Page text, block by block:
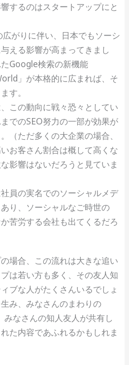
するのはスタートアップにと
がりに伴い、日本でもソーシ
える影響が高まってきまし
Google検索の新機能
」が本格的に広まれば、そ
す。
この動向に戦々恐々としてい
でのSEO努力の一部が効果が
（ただ多くの大企業の場合、
お客さん割合は概して高くな
影響はないだろうと見ていま
員の実名でのソーシャルメデ
り、ソーシャルなご時世の
苦労する会社も出てくるだろ
場合、この流れは大きな追い
は若い方も多く、その友人知
ブな人がたくさんいるでしょ
み、みなさんのまわりの
なさんの知人友人が共有し
た内容であふれるかもしれま